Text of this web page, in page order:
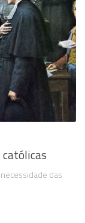
católicas
das